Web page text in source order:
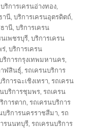
บริการเครนอ่างทอง,
านี,บริการเครนอุตรดิตถ์,
านี,บริการเครน
นเพชรบุรี,บริการเครน
ร่,บริการเครน
ริการกรุงเทพมหานคร,
าฬสินธุ์,รถเครนบริการ
การฉะเชิงเทรา,รถเครน
บริการชุมพร,รถเครน
การตาก,รถเครนบริการ
บริการนครราชสีมา,รถ
รนนทบุรี,รถเครนบริการ